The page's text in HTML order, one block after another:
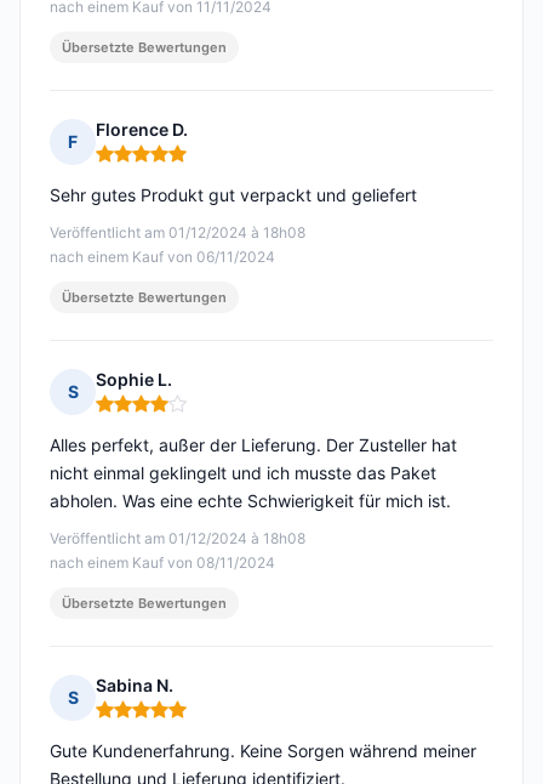
nach einem Kauf von 11/11/2024
Übersetzte Bewertungen
F
Florence D.
Hinweis: 5 von 5
Veröffentlicht am 01/12/2024 à 18h08
nach einem Kauf von 06/11/2024
Sehr gutes Produkt gut verpackt und geliefert
Übersetzte Bewertungen
S
Sophie L.
Hinweis: 4 von 5
Veröffentlicht am 01/12/2024 à 18h08
nach einem Kauf von 08/11/2024
Alles perfekt, außer der Lieferung. Der Zusteller hat
nicht einmal geklingelt und ich musste das Paket
abholen. Was eine echte Schwierigkeit für mich ist.
Übersetzte Bewertungen
S
Sabina N.
Hinweis: 5 von 5
Gute Kundenerfahrung. Keine Sorgen während meiner
Bestellung und Lieferung identifiziert.